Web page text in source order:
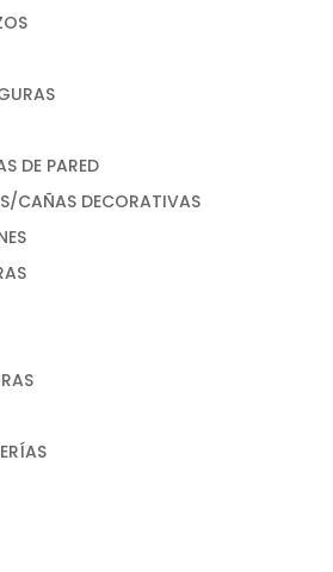
DE PARED
CAÑAS DECORATIVAS